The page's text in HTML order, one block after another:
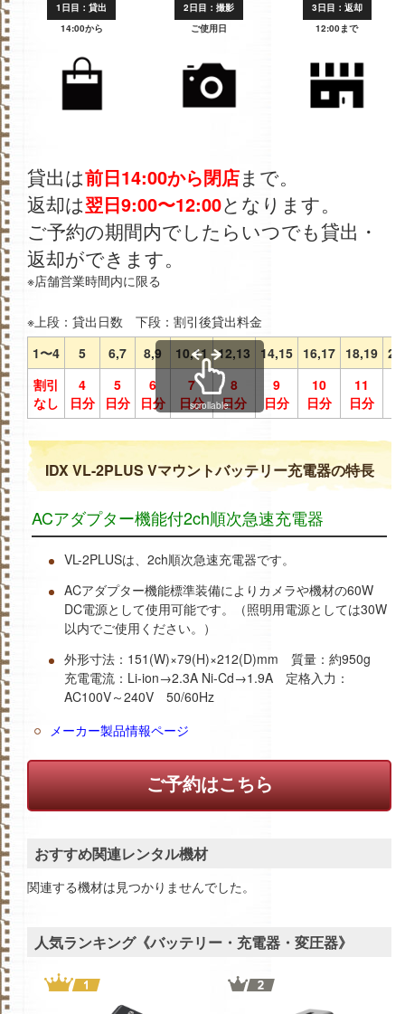
1日目：貸出
14:00から
2日目：撮影
ご使用日
3日目：返却
12:00まで
貸出は前日14:00から閉店まで。
返却は翌日9:00〜12:00となります。
ご予約の期間内でしたらいつでも貸出・
返却ができます。
※店舗営業時間内に限る
※上段：貸出日数 下段：割引後貸出料金
1〜4
5 6,7 8,9 10,11 12,13 14,15 16,17 18,19
割引
なし
4
日分
5
日分
6
日分
7
日分
8
日分
9
日分
10
日分
11
日分
scrollable
IDX VL-2PLUS Vマウントバッテリー充電器の特長
ACアダプター機能付2ch順次急速充電器
VL-2PLUSは、2ch順次急速充電器です。
ACアダプター機能標準装備によりカメラや機材の60W
DC電源として使用可能です。（照明用電源としては30W
以内でご使用ください。）
外形寸法：151(W)×79(H)×212(D)mm 質量：約950g
充電電流：Li-ion→2.3A Ni-Cd→1.9A 定格入力：
AC100V～240V 50/60Hz
メーカー製品情報ページ
ご予約はこちら
おすすめ関連レンタル機材
関連する機材は見つかりませんでした。
人気ランキング《バッテリー・充電器・変圧器》